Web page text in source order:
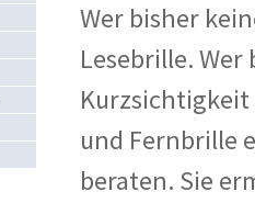
Wer bisher
Lesebrille.
Kurzsichtigkeit
und Fernbrille
beraten. Sie